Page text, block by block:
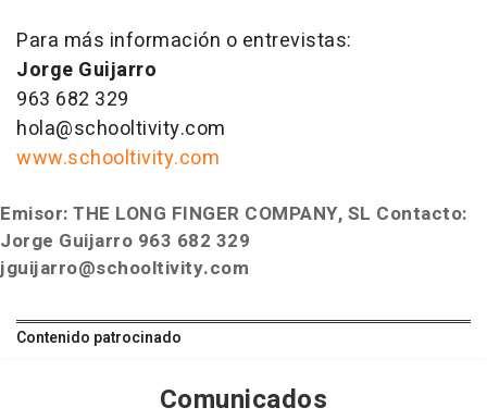
Para más información o entrevistas:
Jorge Guijarro
963 682 329
hola@schooltivity.com
www.schooltivity.com
Emisor: THE LONG FINGER COMPANY, SL Contacto:
Jorge Guijarro 963 682 329
jguijarro@schooltivity.com
Contenido patrocinado
Comunicados